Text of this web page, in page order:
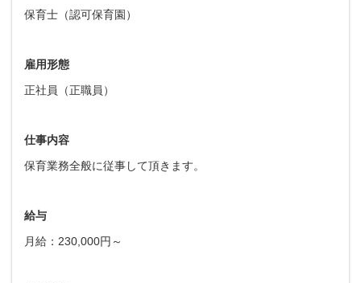
保育士（認可保育園）
雇用形態
正社員（正職員）
仕事内容
保育業務全般に従事して頂きます。
給与
月給：230,000円～